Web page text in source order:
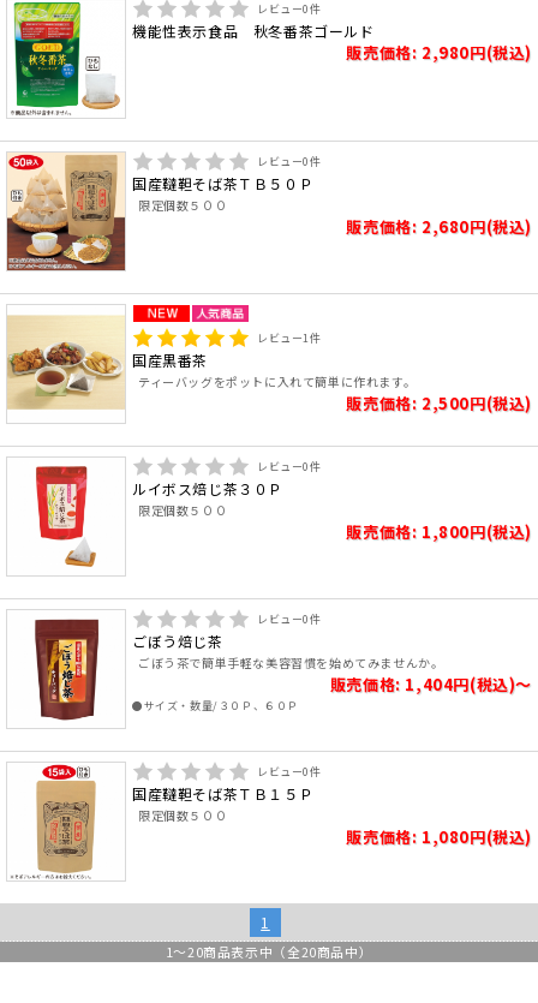
レビュー0件
機能性表示食品 秋冬番茶ゴールド
販売価格: 2,980円(税込)
レビュー0件
国産韃靼そば茶ＴＢ５０Ｐ
限定個数５００
販売価格: 2,680円(税込)
レビュー1件
国産黒番茶
ティーバッグをポットに入れて簡単に作れます。
販売価格: 2,500円(税込)
レビュー0件
ルイボス焙じ茶３０Ｐ
限定個数５００
販売価格: 1,800円(税込)
レビュー0件
ごぼう焙じ茶
ごぼう茶で簡単手軽な美容習慣を始めてみませんか。
販売価格: 1,404円(税込)～
●サイズ・数量/３０Ｐ、６０Ｐ
レビュー0件
国産韃靼そば茶ＴＢ１５Ｐ
限定個数５００
販売価格: 1,080円(税込)
1
1～20商品表示中（全20商品中）